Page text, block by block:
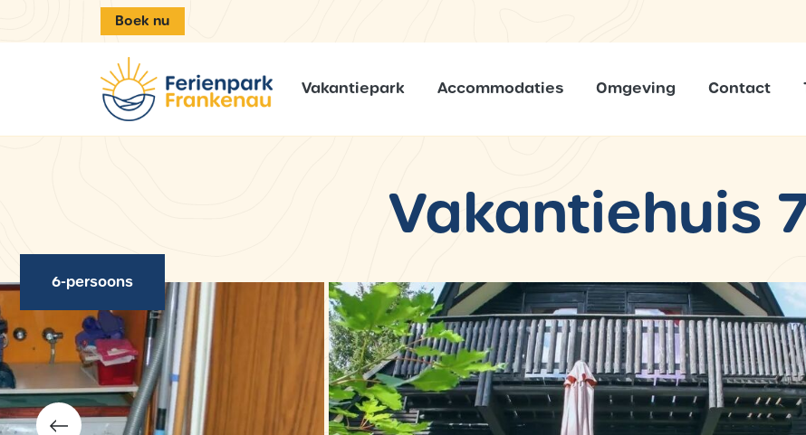
Boek nu
Vakantiepark Accommodaties Omgeving Contact
Vakantiehuis
6-persoons